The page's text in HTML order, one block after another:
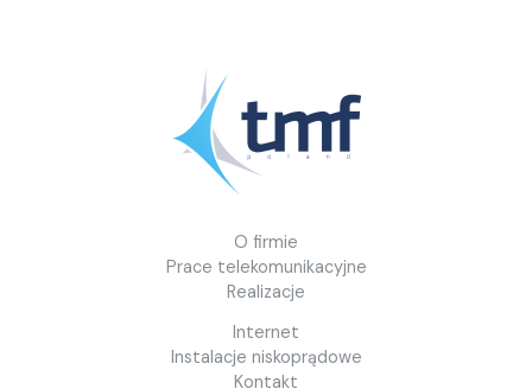
O firmie
Prace telekomunikacyjne
Realizacje
Internet
Instalacje niskoprądowe
Kontakt